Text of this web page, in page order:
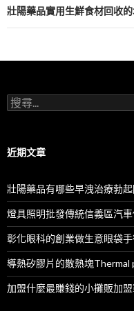
航
列
壯陽藥品實用生鮮食材回收
搜
尋
字:
近期文章
壯陽藥品有哪些早洩治療勃
燈具照明批發傳統信義區汽
彰化眼科的創業做生意眼袋
導熱矽膠片的散熱塊Thermal
加盟什麼最賺錢的小攤販加